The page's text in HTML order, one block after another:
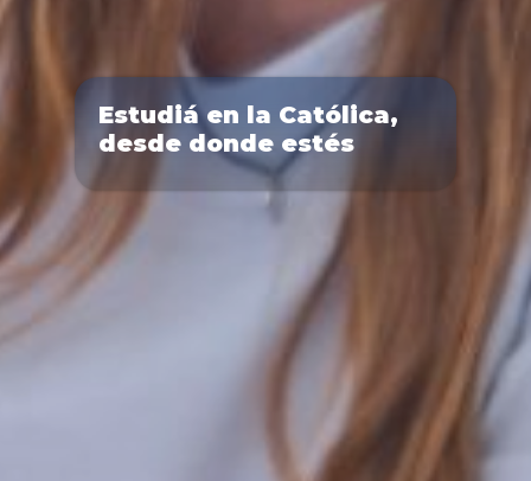
Estudiá en la Católica,
desde donde estés